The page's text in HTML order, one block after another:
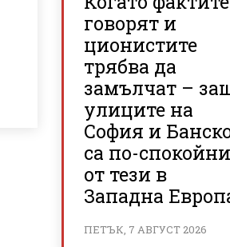
говорят и
ционистите
трябва да
замълчат –
улиците на
София и
са по-спокойни
от тези в
Западна
ПЕТЪК, 7 АВГУСТ 2026